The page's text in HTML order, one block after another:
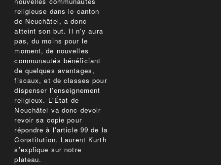
religieuse dans le canton
de Neuchâtel, a donc
atteint son but. Il n'y aura
pas, du moins pour le
moment, de nouvelles
communautés bénéficiant
de quelques avantages,
fiscaux, et de classes pour
dispenser l'enseignement
religieux. L'État de
Neuchâtel va donc devoir
revoir sa copie pour
répondre à l'article 99 de la
Constitution. Laurent Kurth
s'explique sur notre
plateau.